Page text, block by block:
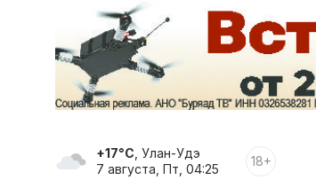
+17°C , Улан-Удэ
7 августа, Пт, 04:25
18+